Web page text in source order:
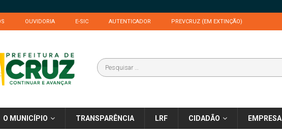
OUVIDORIA E-SIC AUTENTICADOR PREVCRUZ (EM EXTINÇÃO)
O MUNICÍPIO TRANSPARÊNCIA LRF CIDADÃO EMPRESA